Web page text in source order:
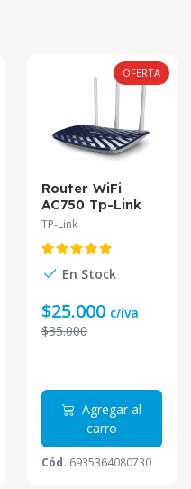
OFERTA
Router WiFi
AC750 Tp-Link
doble banda 1
WAN, 4 puertos
10/100 LAN
TP-Link
En Stock
$25.000 c/iva
$35.000
Agregar al
carro
Cód. 6935364080730